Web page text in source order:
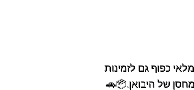
כפוף גם לזמינות
של היבואן.📦🚗